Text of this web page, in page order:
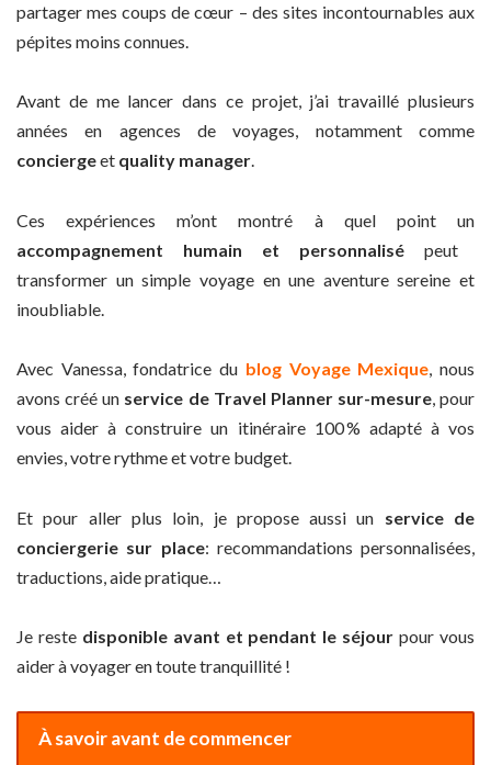
partager mes coups de cœur – des sites incontournables aux
pépites moins connues.
Avant de me lancer dans ce projet, j’ai travaillé plusieurs
années en agences de voyages, notamment comme
conciergeet quality manager.
Ces expériences m’ont montré à quel point un
accompagnement humain et personnalisé peut
transformer un simple voyage en une aventure sereine et
inoubliable.
Avec Vanessa, fondatrice du blog Voyage Mexique, nous
avons créé un service de Travel Planner sur-mesure, pour
vous aider à construire un itinéraire 100 % adapté à vos
envies, votre rythme et votre budget.
Et pour aller plus loin, je propose aussi un service de
conciergerie sur place: recommandations personnalisées,
traductions, aide pratique…
Je reste disponible avant et pendant le séjour pour vous
aider à voyager en toute tranquillité !
À savoir avant de commencer